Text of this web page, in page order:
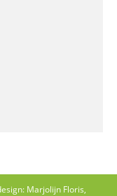
Marjolijn Floris,